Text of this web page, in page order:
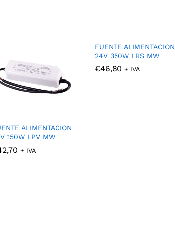
ALIMENTACION
150W LPV MW
+ IVA
FUENTE ALIMENTACION
24V 350W LRS MW
€46,80 + IVA
€46,80